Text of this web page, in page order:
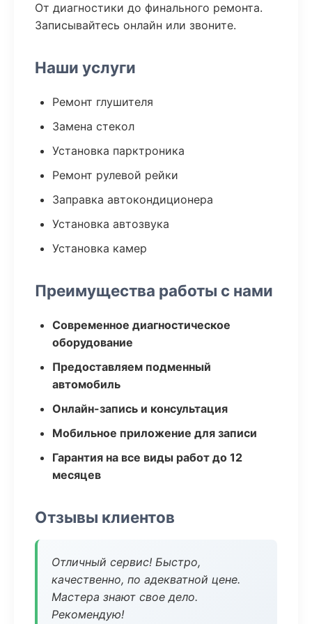
От диагностики до финального ремонта.
Записывайтесь онлайн или звоните.
Наши услуги
Ремонт глушителя
Замена стекол
Установка парктроника
Ремонт рулевой рейки
Заправка автокондиционера
Установка автозвука
Установка камер
Преимущества работы с нами
Современное диагностическое
оборудование
Предоставляем подменный
автомобиль
Онлайн-запись и консультация
Мобильное приложение для записи
Гарантия на все виды работ до 12
месяцев
Отзывы клиентов
Отличный сервис! Быстро,
качественно, по адекватной цене.
Мастера знают свое дело.
Рекомендую!